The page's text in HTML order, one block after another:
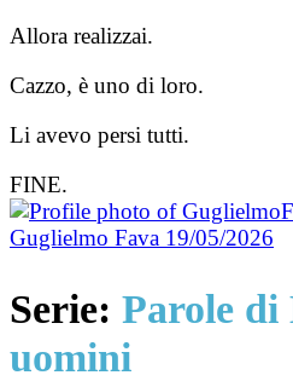
Allora realizzai.
Cazzo, è uno di loro.
Li avevo persi tutti.
FINE.
Guglielmo Fava 19/05/2026
Serie: Parole di
uomini